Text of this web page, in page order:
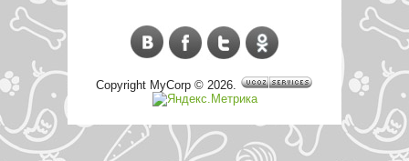
Copyright MyCorp © 2026